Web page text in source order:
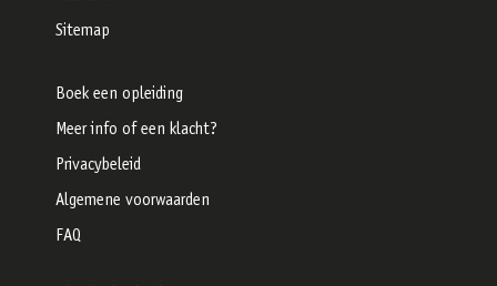
Sitemap
Boek een opleiding
Meer info of een klacht?
Privacybeleid
Algemene voorwaarden
FAQ